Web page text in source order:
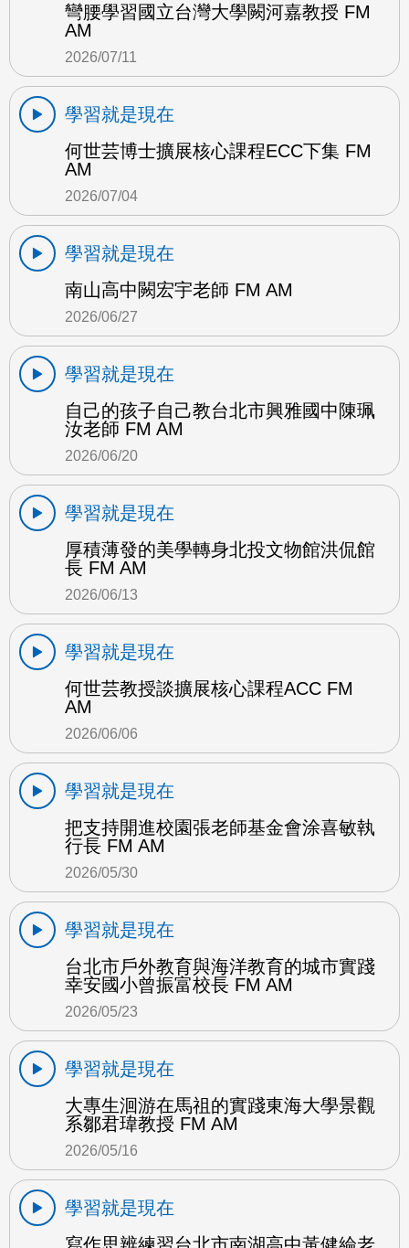
彎腰學習國立台灣大學闕河嘉教授 FM
AM
2026/07/11
學習就是現在
何世芸博士擴展核心課程ECC下集 FM
AM
2026/07/04
學習就是現在
南山高中闕宏宇老師 FM AM
2026/06/27
學習就是現在
自己的孩子自己教台北市興雅國中陳珮
汝老師 FM AM
2026/06/20
學習就是現在
厚積薄發的美學轉身北投文物館洪侃館
長 FM AM
2026/06/13
學習就是現在
何世芸教授談擴展核心課程ACC FM
AM
2026/06/06
學習就是現在
把支持開進校園張老師基金會涂喜敏執
行長 FM AM
2026/05/30
學習就是現在
台北市戶外教育與海洋教育的城市實踐
幸安國小曾振富校長 FM AM
2026/05/23
學習就是現在
大專生洄游在馬祖的實踐東海大學景觀
系鄒君瑋教授 FM AM
2026/05/16
學習就是現在